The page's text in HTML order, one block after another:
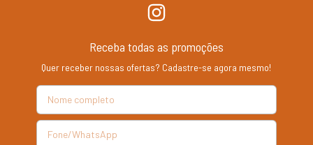
Receba todas as promoções
Quer receber nossas ofertas? Cadastre-se agora mesmo!